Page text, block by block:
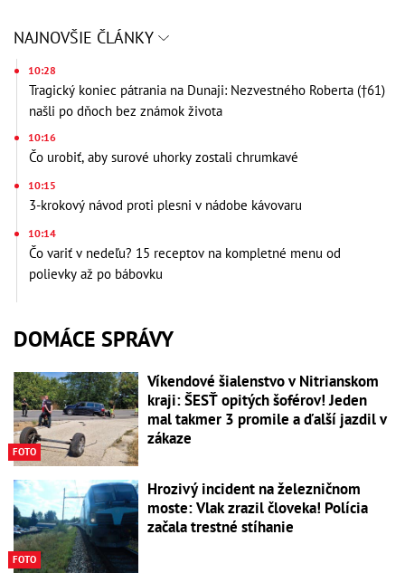
NAJNOVŠIE ČLÁNKY
10:28
Tragický koniec pátrania na Dunaji: Nezvestného Roberta (†61)
našli po dňoch bez známok života
10:16
Čo urobiť, aby surové uhorky zostali chrumkavé
10:15
3-krokový návod proti plesni v nádobe kávovaru
10:14
Čo variť v nedeľu? 15 receptov na kompletné menu od
polievky až po bábovku
DOMÁCE SPRÁVY
FOTO
Víkendové šialenstvo v Nitrianskom
kraji: ŠESŤ opitých šoférov! Jeden
mal takmer 3 promile a ďalší jazdil v
zákaze
FOTO
Hrozivý incident na železničnom
moste: Vlak zrazil človeka! Polícia
začala trestné stíhanie